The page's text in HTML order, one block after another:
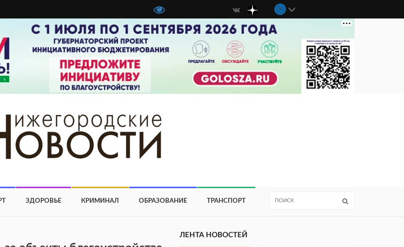
ЗДОРОВЬЕ КРИМИНАЛ ОБРАЗОВАНИЕ ТРАНСПОРТ
ЛЕНТА НОВОСТЕЙ